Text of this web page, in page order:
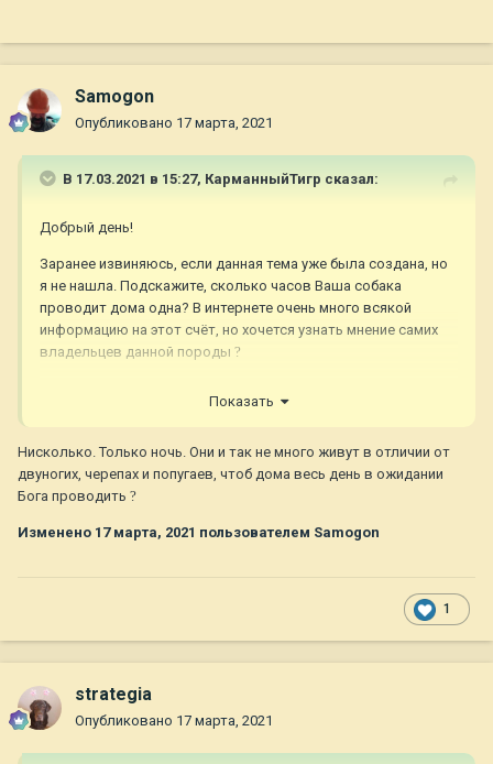
Samogon
Опубликовано 17 марта, 2021
В 17.03.2021 в 15:27, КарманныйТигр сказал:
Добрый день!
Заранее извиняюсь, если данная тема уже была создана, но
я не нашла. Подскажите, сколько часов Ваша собака
проводит дома одна? В интернете очень много всякой
информацию на этот счёт, но хочется узнать мнение самих
владельцев данной породы ?
Показать
Нисколько. Только ночь. Они и так не много живут в отличии от
двуногих, черепах и попугаев, чтоб дома весь день в ожидании
Бога проводить ?
Изменено 17 марта, 2021 пользователем Samogon
1
strategia
Опубликовано 17 марта, 2021